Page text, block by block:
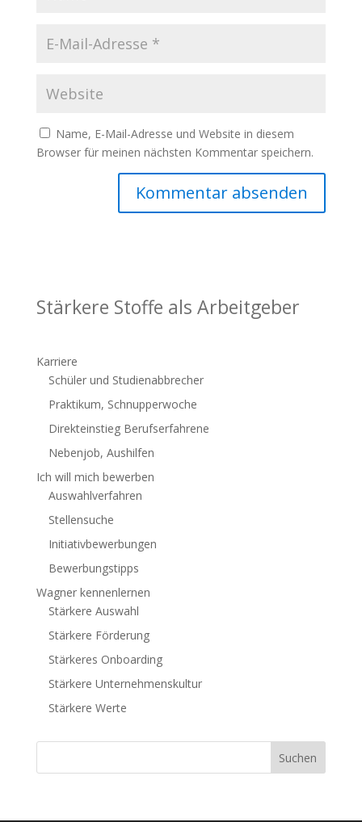
Name, E-Mail-Adresse und Website in diesem
Browser für meinen nächsten Kommentar speichern.
Stärkere Stoffe als Arbeitgeber
Karriere
Schüler und Studienabbrecher
Praktikum, Schnupperwoche
Direkteinstieg Berufserfahrene
Nebenjob, Aushilfen
Ich will mich bewerben
Auswahlverfahren
Stellensuche
Initiativbewerbungen
Bewerbungstipps
Wagner kennenlernen
Stärkere Auswahl
Stärkere Förderung
Stärkeres Onboarding
Stärkere Unternehmenskultur
Stärkere Werte